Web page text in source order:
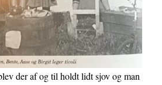
der af og til holdt lidt sjov og man